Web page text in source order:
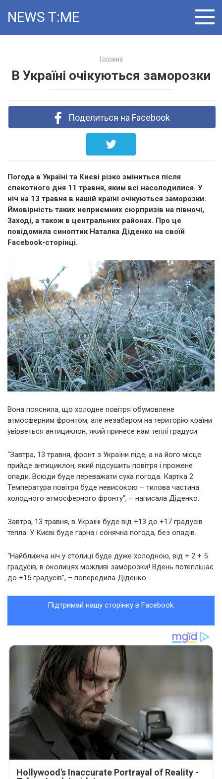
NEWS T:ME
Головна
В Україні очікуються заморозки
Поделиться на Facebook
Погода в Україні та Києві різко зміниться після
спекотного дня 11 травня, яким всі насолодилися. У
ніч на 13 травня в нашій країні очікуються заморозки.
Ймовірність таких неприємних сюрпризів на півночі,
Заході, а також в центральних районах. Про це
повідомила синоптик Наталка Діденко на своїй
Facebook-сторінці.
Вона пояснила, що холодне повітря обумовлене
атмосферним фронтом, але незабаром на територію країни
увірветься антициклон, який принесе нам теплі градуси.
“Завтра, 13 травня, фронт з України піде, а на його місце
прийде антициклон, який підсушить повітря і прожене
опади. Всюди буде переважати суха погода. Картка 2.
Температура повітря буде невисокою – тилова частина
холодного атмосферного фронту”, – написала Діденко.
Завтра, 13 травня, в Україні буде від +13 до +17 градусів
тепла. У Києві буде гарна і сонячна погода, без опадів.
“Найближча ніч у столиці буде дуже холодною, від + 2 + 5
градусів, в околицях можливі заморозки! Вдень потеплішає
до +15 градусів”, – попередила Діденко.
Підтримай нашу сторінку в Facebook.